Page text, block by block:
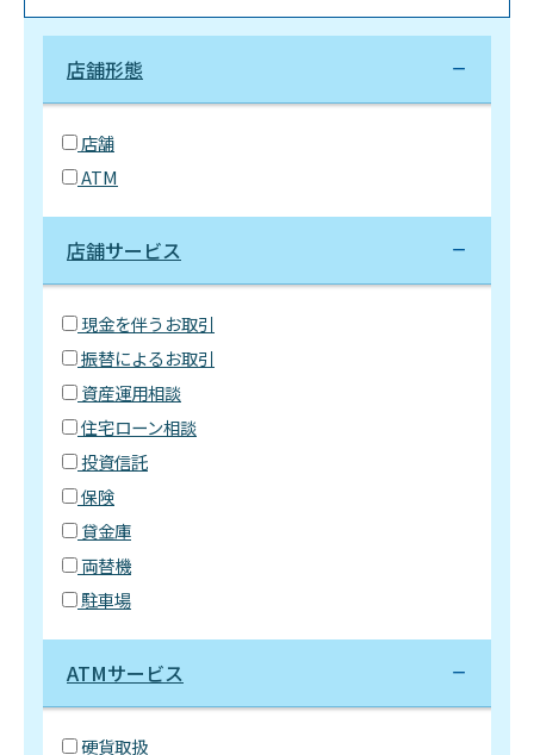
店舗形態
店舗
ATM
店舗サービス
現金を伴うお取引
振替によるお取引
資産運用相談
住宅ローン相談
投資信託
保険
貸金庫
両替機
駐車場
ATMサービス
硬貨取扱